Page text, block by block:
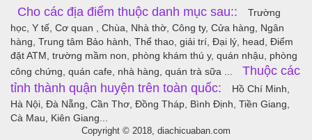
Cho các địa điểm thuộc danh mục sau::
Trường
học, Y tế, Cơ quan , Chùa, Nhà thờ, Công ty, Cửa hàng, Ngân
hàng, Trung tâm Bảo hành, Thể thao, giải trí, Đại lý, head, Điểm
đặt ATM, trường mầm non, phòng khám thú y, quán nhậu, phòng
công chứng, quán cafe, nhà hàng, quán trà sữa ...
Thuộc các
tỉnh thành quận huyện trên toàn quốc:
Hồ Chí Minh,
Hà Nội, Đà Nẵng, Cần Thơ, Đồng Tháp, Bình Định, Tiền Giang,
Cà Mau, Kiên Giang...
Copyright © 2018, diachicuaban.com